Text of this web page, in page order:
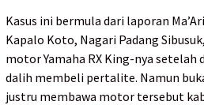
Kasus ini bermula dari laporan
Kapalo Koto, Nagari Padang
motor Yamaha RX King-nya setelah
dalih membeli pertalite. Namun
justru membawa motor tersebut